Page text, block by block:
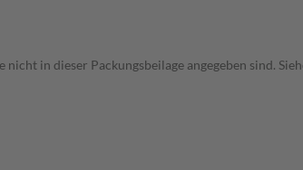
in dieser Packungsbeilage angegeben sind.